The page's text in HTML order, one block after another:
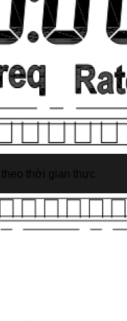
theo thời gian thực